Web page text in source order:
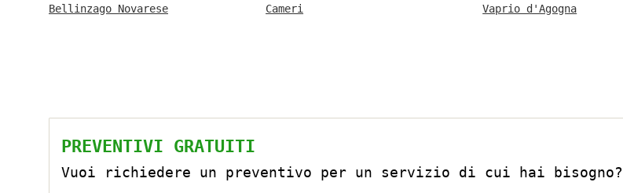
Bellinzago Novarese Cameri Vaprio d'Agogna
PREVENTIVI GRATUITI
Vuoi richiedere un preventivo per un servizio di cui hai bisogno?